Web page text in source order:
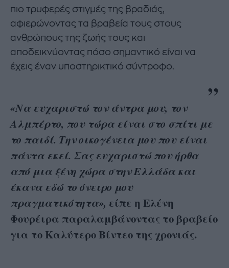
πιο τρυφερές στιγμές της βραδιάς,
αφιερώνοντας τα βραβεία τους στους
ανθρώπους της ζωής τους και
αποδεικνύοντας πόσο σημαντικό είναι να
έχεις έναν υποστηρικτικό σύντροφο.
«Να ευχαριστώ τον άντρα μου, τον
Αλμπέρτο, που τώρα είναι στο σπίτι με
το παιδί. Την οικογένεια μου που είναι
πάντα εκεί. Σας ευχαριστώ που ήρθα
από μια ξένη χώρα στην Ελλάδα και
έκανα εδώ το όνειρο μου
πραγματικότητα», είπε η Ελένη
Φουρέιρα παραλαμβάνοντας το βραβείο
για το Καλύτερο Βίντεο της χρονιάς.